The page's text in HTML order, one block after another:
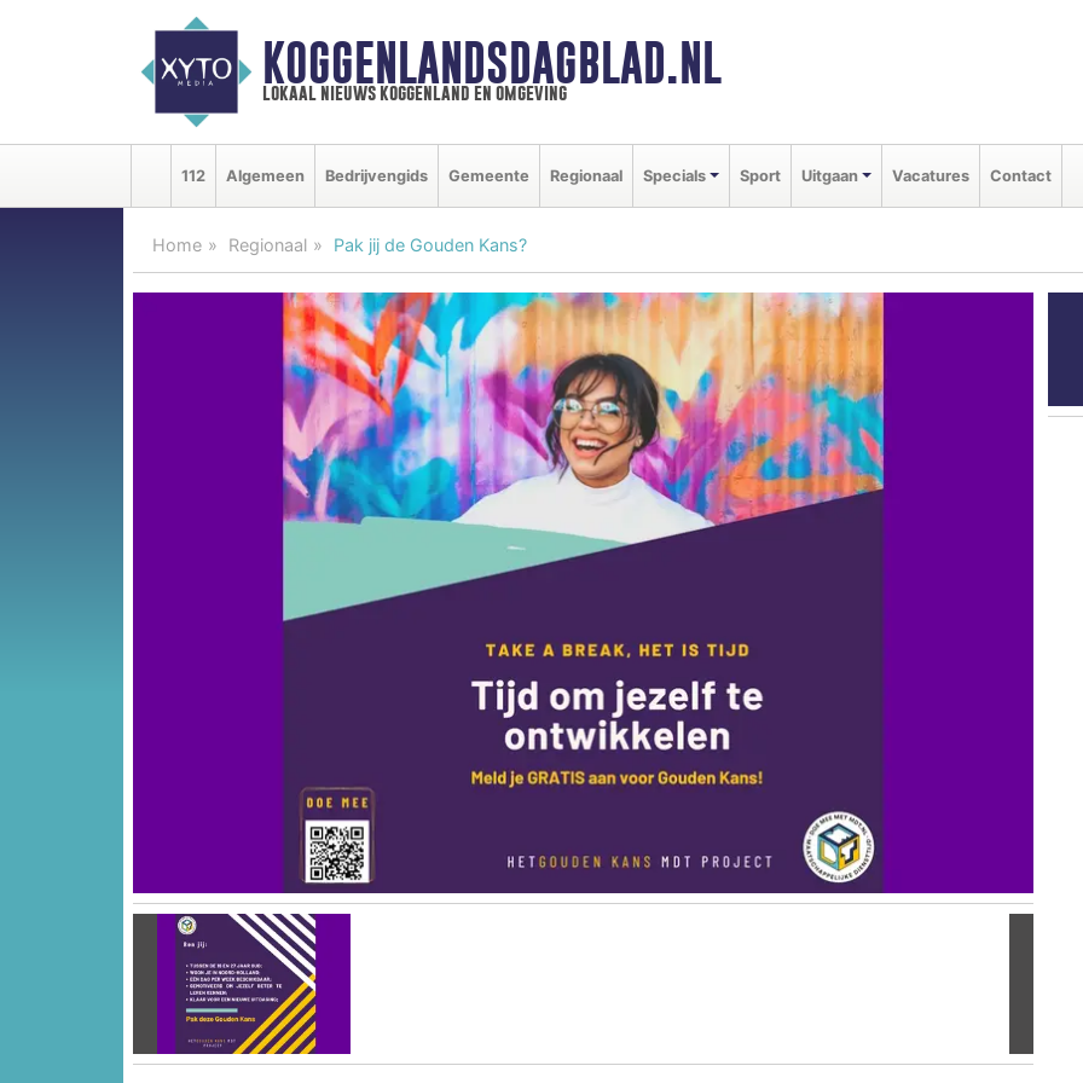
KOGGENLANDSDAGBLAD.NL
lokaal nieuws koggenland en omgeving
112 Algemeen Bedrijvengids Gemeente Regionaal Specials Sport Uitgaan Vacatures Contact
Home Regionaal Pak jij de Gouden Kans?
Vorige